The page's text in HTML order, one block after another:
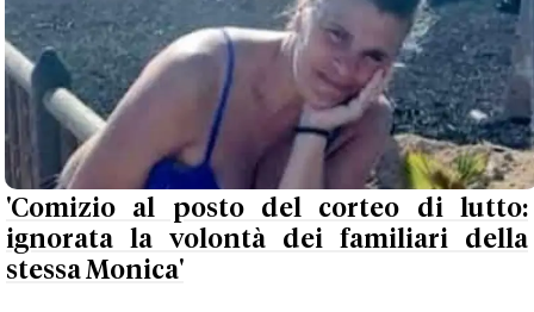
'Comizio al posto del corteo di lutto:
ignorata la volontà dei familiari della
stessa Monica'